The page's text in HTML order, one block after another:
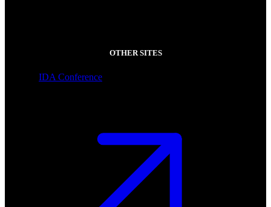
OTHER SITES
IDA Conference